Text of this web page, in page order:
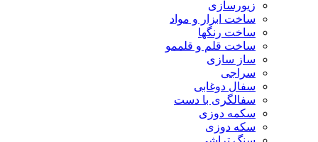
زیورسازی
ساخت ابزار و مواد
ساخت رنگها
ساخت قلم و قلممو
ساز سازی
سراجی
سفال دوغابی
سفالگری با دست
سکمه دوزی
سکه دوزی